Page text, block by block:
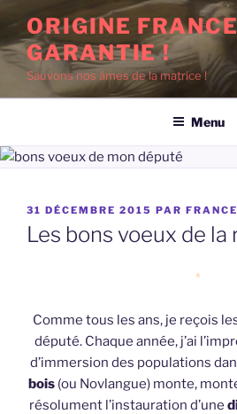
contenu
principal
ORIGINE FRANCE
GARANTIE !
Sauvons nos âmes de la matrice !
Menu
PUBLIÉ
LE
31 DÉCEMBRE 2015 PAR
Les bons voeux de la
*
Comme tous les ans, je reçois
député. Chaque année, j’ai
d’immersion des populations
bois(ou Novlangue) monte,
résolument l’instauration d’une